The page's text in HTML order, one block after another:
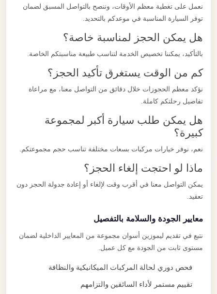
نعمل على تغطية معظم الأوقات، وننصح بالتواصل المسبق لضمان
توفر السيارة المناسبة في موعدكم بالتحديد.
هل يمكن الحجز لمناسبة خاصة؟
بالتأكيد، يمكننا تخصيص الخدمة لتناسب طبيعة مناسبتكم الخاصة.
كم من الوقت يستغرق تأكيد الحجز؟
نؤكد معظم الحجوزات خلال دقائق من التواصل معنا، مع مراعاة
تفاصيل رحلتكم كاملة.
هل يمكن طلب سيارة أكبر لمجموعة
كبيرة؟
نعم، نوفر خيارات مركبات بسعات مختلفة تناسب حجم مجموعتكم.
ماذا لو احتجت إلغاء الحجز؟
يمكن التواصل معنا في أقرب وقت لإلغاء أو إعادة جدولة الحجز دون
تعقيد.
معايير الجودة والسلامة بالتفصيل
نتبع في تقديم ليموزين أسوان مجموعة من المعايير الداخلية لضمان
مستوى ثابت من الجودة مع كل عميل.
فحص دوري لحالة المركبات الميكانيكية والنظافة
تقييم مستمر لأداء السائقين والتزامهم